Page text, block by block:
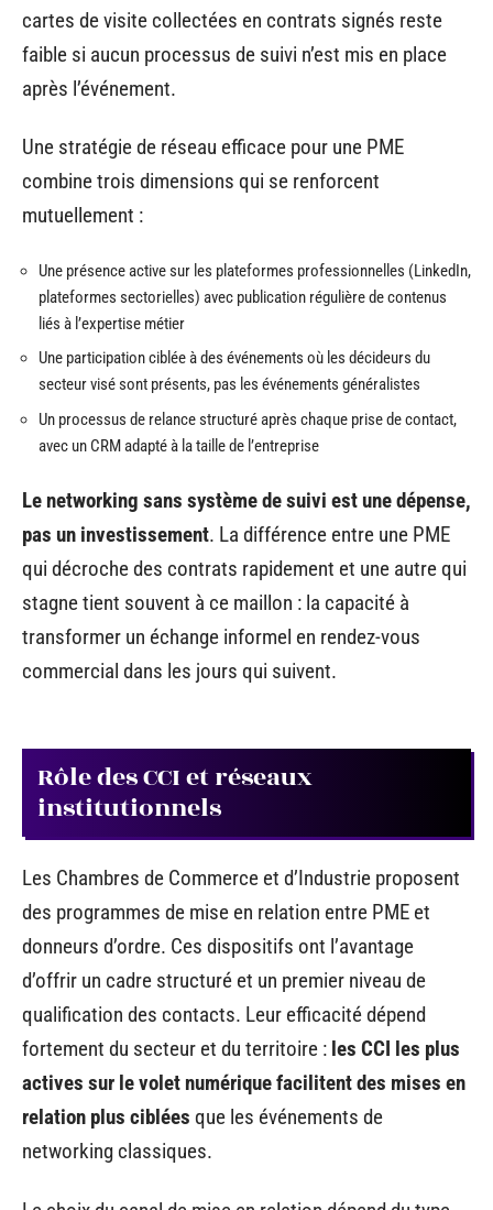
cartes de visite collectées en contrats signés reste
faible si aucun processus de suivi n’est mis en place
après l’événement.
Une stratégie de réseau efficace pour une PME
combine trois dimensions qui se renforcent
mutuellement :
Une présence active sur les plateformes professionnelles (LinkedIn,
plateformes sectorielles) avec publication régulière de contenus
liés à l’expertise métier
Une participation ciblée à des événements où les décideurs du
secteur visé sont présents, pas les événements généralistes
Un processus de relance structuré après chaque prise de contact,
avec un CRM adapté à la taille de l’entreprise
Le networking sans système de suivi est une dépense,
pas un investissement. La différence entre une PME
qui décroche des contrats rapidement et une autre qui
stagne tient souvent à ce maillon : la capacité à
transformer un échange informel en rendez-vous
commercial dans les jours qui suivent.
Rôle des CCI et réseaux
institutionnels
Les Chambres de Commerce et d’Industrie proposent
des programmes de mise en relation entre PME et
donneurs d’ordre. Ces dispositifs ont l’avantage
d’offrir un cadre structuré et un premier niveau de
qualification des contacts. Leur efficacité dépend
fortement du secteur et du territoire : les CCI les plus
actives sur le volet numérique facilitent des mises en
relation plus ciblées que les événements de
networking classiques.